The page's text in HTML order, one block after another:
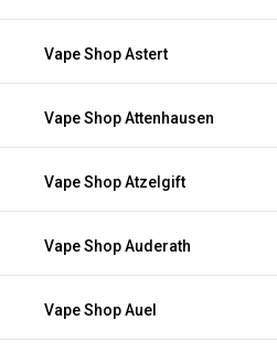
Vape Shop Astert
Vape Shop Attenhausen
Vape Shop Atzelgift
Vape Shop Auderath
Vape Shop Auel